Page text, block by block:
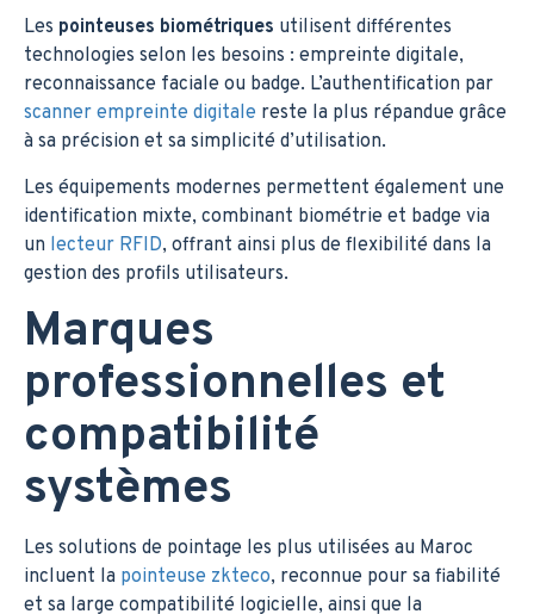
Les pointeuses biométriques utilisent différentes
technologies selon les besoins : empreinte digitale,
reconnaissance faciale ou badge. L’authentification par
scanner empreinte digitale reste la plus répandue grâce
à sa précision et sa simplicité d’utilisation.
Les équipements modernes permettent également une
identification mixte, combinant biométrie et badge via
un lecteur RFID, offrant ainsi plus de flexibilité dans la
gestion des profils utilisateurs.
Marques
professionnelles et
compatibilité
systèmes
Les solutions de pointage les plus utilisées au Maroc
incluent la pointeuse zkteco, reconnue pour sa fiabilité
et sa large compatibilité logicielle, ainsi que la